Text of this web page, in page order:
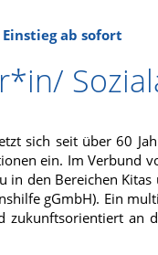
ab sofort
sich seit über 60
ein. Im Verbund
in den Bereichen
gGmbH). Ein
zukunftsorientiert an